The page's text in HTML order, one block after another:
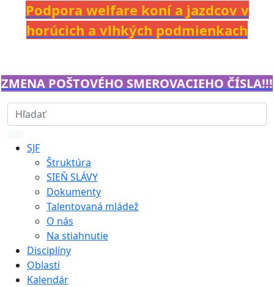
Podpora welfare koní a jazdcov v
horúcich a vlhkých podmienkach
ZMENA POŠTOVÉHO SMEROVACIEHO ČÍSLA!!!
SJF
Štruktúra
SIEŇ SLÁVY
Dokumenty
Talentovaná mládež
O nás
Na stiahnutie
Disciplíny
Oblasti
Kalendár